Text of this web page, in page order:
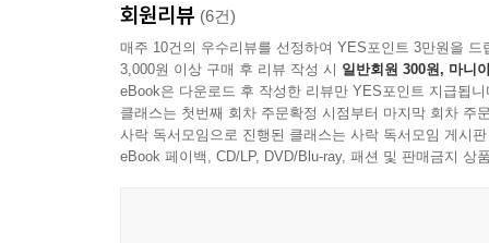
② 적절한 학습량과 난이도가 섞인 진도로 학습 효
『마법천자문』 각 권에서는 새로 배우는 한자
있습니다.
③ 낱자 암기가 아닌 다각적인 한자학습 구현!
회원리뷰 (6건)
매주 10건의 우수리뷰를 선정하여 YES포인트 3만원을 드
3,000원 이상 구매 후 리뷰 작성 시 일반회원 300원, 마니
eBook은 다운로드 후 작성한 리뷰만 YES포인트 지급됩니
클래스는 첫번째 회차 주문확정 시점부터 마지막 회차 주
사락 독서모임으로 진행된 클래스는 사락 독서모임 게시
eBook 페이백, CD/LP, DVD/Blu-ray, 패션 및 판매금지 상